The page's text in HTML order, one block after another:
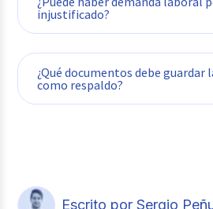
injustificado?
¿Qué documentos debe guardar
como respaldo?
Escrito por Sergio